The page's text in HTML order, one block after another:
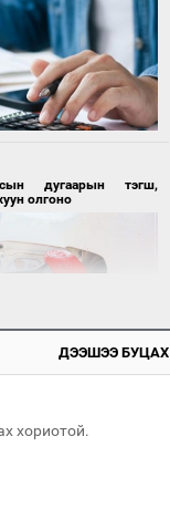
шигшээ баг
тоглоно
иргэдэд шатахуун
дугаарын тэгш,
олгоно
ДЭЭШЭЭ БУЦАХ
хориотой.